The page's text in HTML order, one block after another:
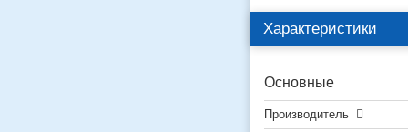
Характеристики
Основные
Производитель